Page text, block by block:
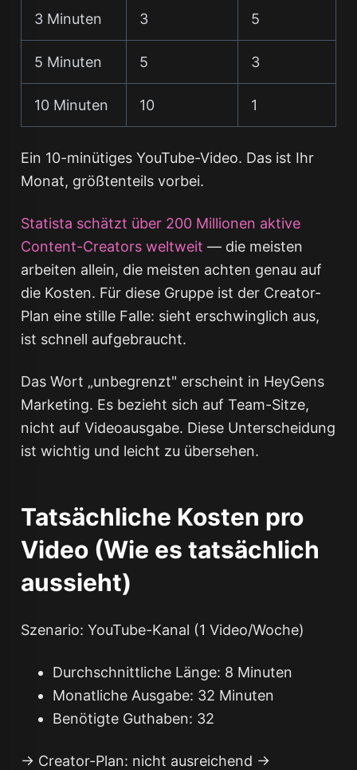
3 Minuten 3 5
5 Minuten 5 3
10 Minuten 10 1
Ein 10-minütiges YouTube-Video. Das ist Ihr
Monat, größtenteils vorbei.
Statista schätzt über 200 Millionen aktive
Content-Creators weltweit — die meisten
arbeiten allein, die meisten achten genau auf
die Kosten. Für diese Gruppe ist der Creator-
Plan eine stille Falle: sieht erschwinglich aus,
ist schnell aufgebraucht.
Das Wort „unbegrenzt" erscheint in HeyGens
Marketing. Es bezieht sich auf Team-Sitze,
nicht auf Videoausgabe. Diese Unterscheidung
ist wichtig und leicht zu übersehen.
Tatsächliche Kosten pro
Video (Wie es tatsächlich
aussieht)
Szenario: YouTube-Kanal (1 Video/Woche)
Durchschnittliche Länge: 8 Minuten
Monatliche Ausgabe: 32 Minuten
Benötigte Guthaben: 32
→ Creator-Plan: nicht ausreichend →